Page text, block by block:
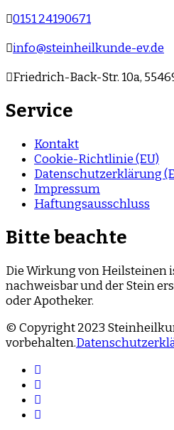
0151 24190671
info@steinheilkunde-ev.de
Friedrich-Back-Str. 10a,
Service
Kontakt
Cookie-Richtlinie (EU)
Datenschutzerklärung
Impressum
Haftungsausschluss
Bitte beachte
Die Wirkung von Heilsteinen
nachweisbar und der Stein
oder Apotheker.
© Copyright 2023
vorbehalten.